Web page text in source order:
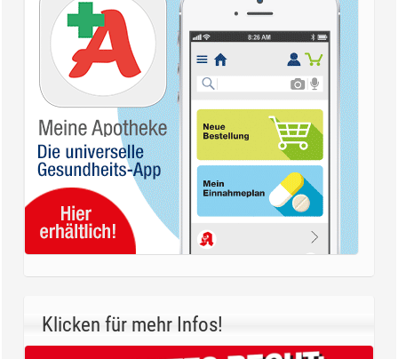
Klicken für mehr Infos!